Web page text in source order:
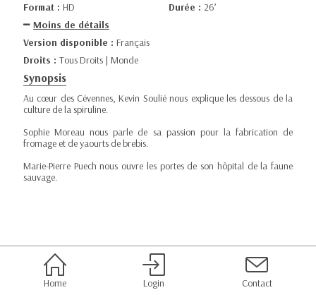
Format : HD Durée : 26’
Moins de détails
Version disponible : Français
Droits : Tous Droits | Monde
Synopsis
Au cœur des Cévennes, Kevin Soulié nous explique les dessous de la
culture de la spiruline.
Sophie Moreau nous parle de sa passion pour la fabrication de
fromage et de yaourts de brebis.
Marie-Pierre Puech nous ouvre les portes de son hôpital de la faune
sauvage.
Home Login Contact